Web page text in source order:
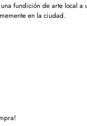
fundición de arte local a
en la ciudad.